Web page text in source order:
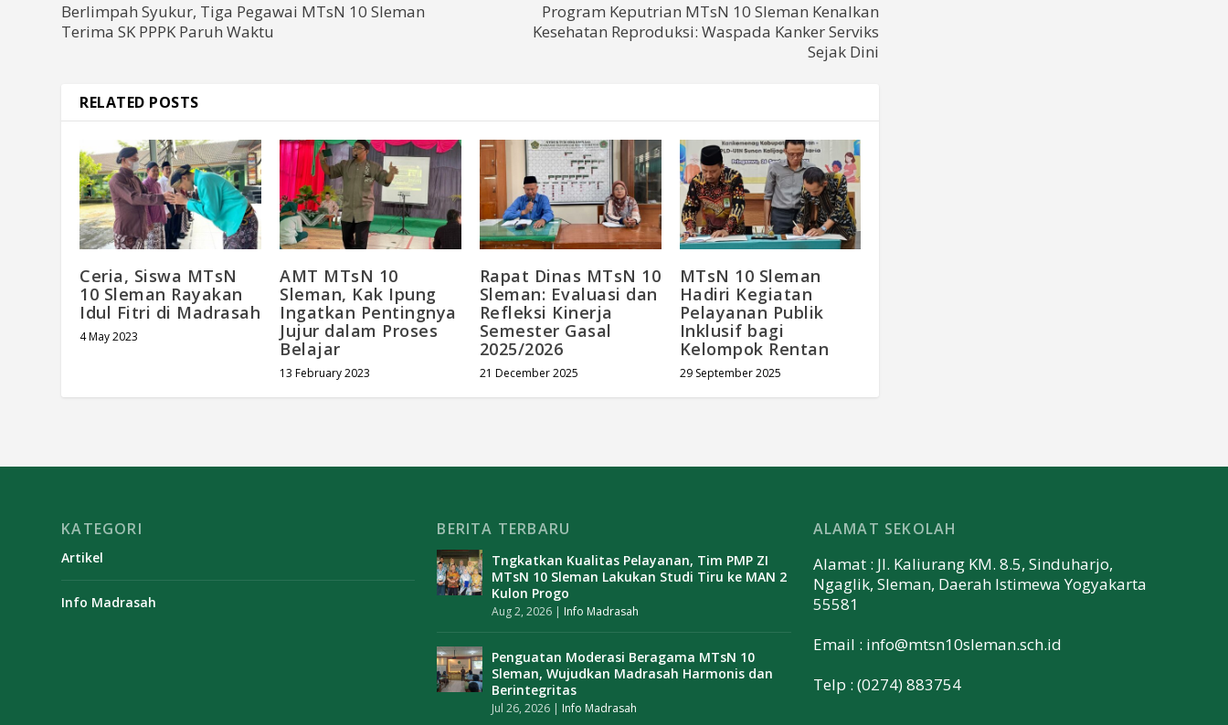
Berlimpah Syukur, Tiga Pegawai MTsN 10 Sleman
Terima SK PPPK Paruh Waktu
Program Keputrian MTsN 10 Sleman Kenalkan
Kesehatan Reproduksi: Waspada Kanker Serviks
Sejak Dini
RELATED POSTS
Ceria, Siswa MTsN
10 Sleman Rayakan
Idul Fitri di Madrasah
4 May 2023
AMT MTsN 10
Sleman, Kak Ipung
Ingatkan Pentingnya
Jujur dalam Proses
Belajar
13 February 2023
Rapat Dinas MTsN 10
Sleman: Evaluasi dan
Refleksi Kinerja
Semester Gasal
2025/2026
21 December 2025
MTsN 10 Sleman
Hadiri Kegiatan
Pelayanan Publik
Inklusif bagi
Kelompok Rentan
29 September 2025
KATEGORI
Artikel
Info Madrasah
BERITA TERBARU
Tngkatkan Kualitas Pelayanan, Tim PMP ZI
MTsN 10 Sleman Lakukan Studi Tiru ke MAN 2
Kulon Progo
Aug 2, 2026 | Info Madrasah
Penguatan Moderasi Beragama MTsN 10
Sleman, Wujudkan Madrasah Harmonis dan
Berintegritas
Jul 26, 2026 | Info Madrasah
ALAMAT SEKOLAH
Alamat : Jl. Kaliurang KM. 8.5, Sinduharjo,
Ngaglik, Sleman, Daerah Istimewa Yogyakarta
55581
Email : info@mtsn10sleman.sch.id
Telp : (0274) 883754